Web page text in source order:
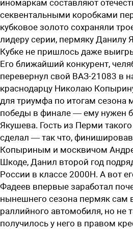
иномаркам составляют
секвентальными коробками
кубковое золото сохраняли
лидеру серии, пермяку Данилу
Кубке не пришлось даже
Его ближайший конкурент,
перевернул свой ВАЗ-21083 в
краснодарцу Николаю
для триумфа по итогам сезона
победы в финале — ему нужен
Якушева. Гость из Перми
сделал — так что,
Копыриным и москвичом
Шкоде, Данил второй год
России в классе 2000Н. А вот
Фадеев впервые заработал
нынешнего сезона пермяк сам
раллийного автомобиля, но не
получилось у него в правом